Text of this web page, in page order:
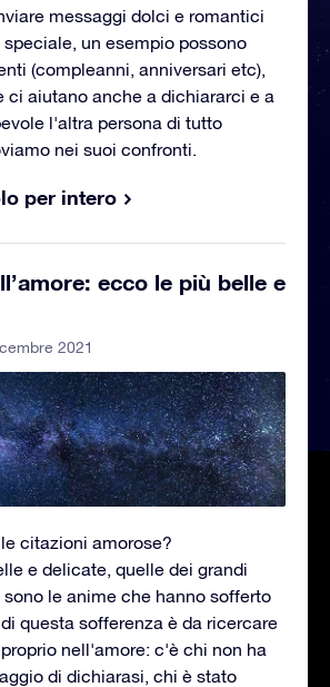
messaggi dolci e romantici
un esempio possono
(compleanni, anniversari etc),
ci aiutano anche a dichiararci e a
l'altra persona di tutto
nei suoi confronti.
per intero
ecco le più belle e
2021
citazioni amorose?
e delicate, quelle dei grandi
le anime che hanno sofferto
questa sofferenza è da ricercare
nell'amore: c'è chi non ha
di dichiarasi, chi è stato